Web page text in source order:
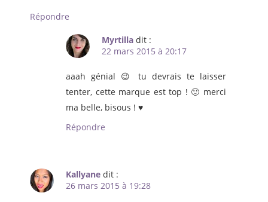
Répondre
Myrtilla dit :
22 mars 2015 à 20:17
aaah génial 😉 tu devrais te laisser
tenter, cette marque est top ! 🙂 merci
ma belle, bisous ! ♥
Répondre
Kallyane dit :
26 mars 2015 à 19:28